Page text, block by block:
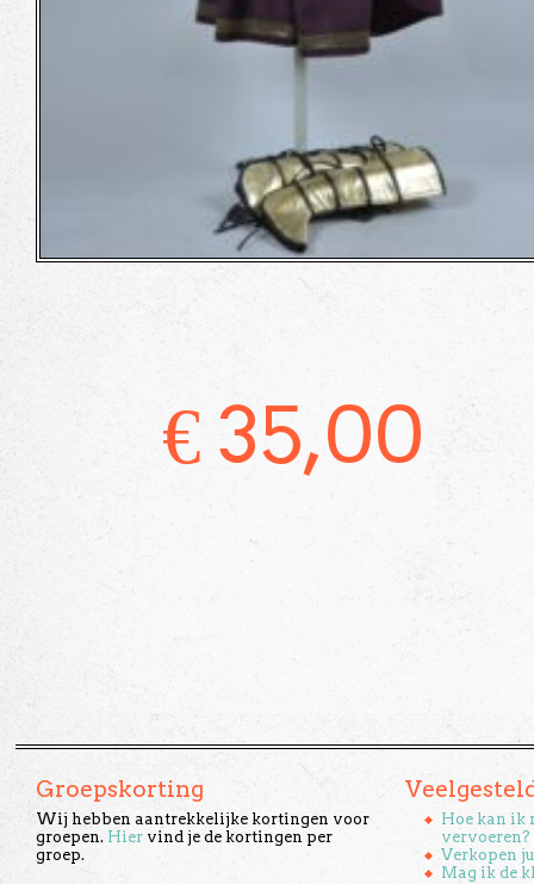
€ 35,00
Groepskorting
Wij hebben aantrekkelijke kortingen voor
groepen. Hier vind je de kortingen per
groep.
Hoe kan ik
vervoeren?
Verkopen
Mag ik de